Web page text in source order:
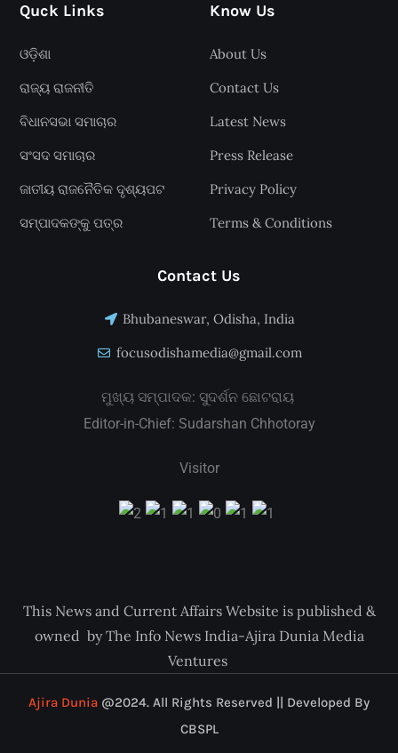
Quck Links
ଓଡ଼ିଶା
ରାଜ୍ୟ ରାଜନୀତି
ବିଧାନସଭା ସମାଚାର
ସଂସଦ ସମାଚାର
ଜାତୀୟ ରାଜନୈତିକ ଦୃଶ୍ୟପଟ
ସମ୍ପାଦକଙ୍କୁ ପତ୍ର
Know Us
About Us
Contact Us
Latest News
Press Release
Privacy Policy
Terms & Conditions
Contact Us
Bhubaneswar, Odisha, India
focusodishamedia@gmail.com
ମୁଖ୍ୟ ସମ୍ପାଦକ: ସୁଦର୍ଶନ ଛୋଟରାୟ
Editor-in-Chief: Sudarshan Chhotoray
Visitor
This News and Current Affairs Website is published &
owned by The Info News India-Ajira Dunia Media
Ventures
Ajira Dunia @2024. All Rights Reserved || Developed By
CBSPL